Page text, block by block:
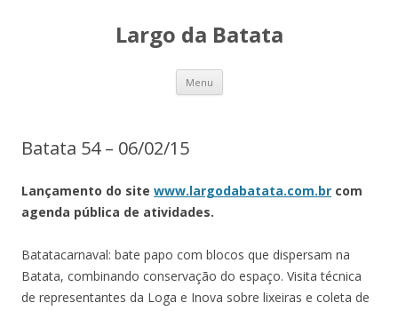
Largo da Batata
Menu Skip
content
Batata 54 – 06/02/15
Lançamento do site www.largodabatata.com.br com
agenda pública de atividades.
Batatacarnaval: bate papo com blocos que dispersam na
Batata, combinando conservação do espaço. Visita técnica
de representantes da Loga e Inova sobre lixeiras e coleta de